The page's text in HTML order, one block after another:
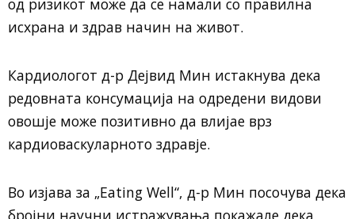
исхрана и здрав начин на живот.
Кардиологот д-р Дејвид Мин истакнува дека
редовната консумација на одредени видови
овошје може позитивно да влијае врз
кардиоваскуларното здравје.
Во изјава за „Eating Well“, д-р Мин посочува дека
бројни научни истражувања покажале дека